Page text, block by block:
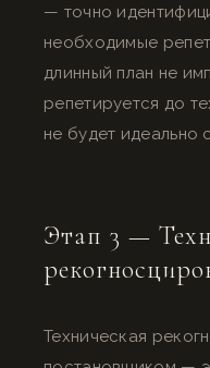
— точно
необходимые
длинный план не
репетируется до
не будет идеально
Этап 3 —
Техническая